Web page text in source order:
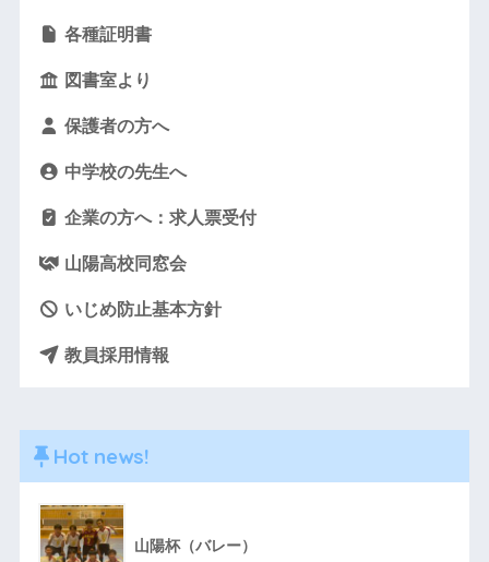
各種証明書
図書室より
保護者の方へ
中学校の先生へ
企業の方へ：求人票受付
山陽高校同窓会
いじめ防止基本方針
教員採用情報
Hot news!
山陽杯（バレー）